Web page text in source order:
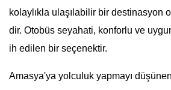
kolaylıkla ulaşılabilir bir destinasyon
dir. Otobüs seyahati, konforlu ve
ih edilen bir seçenektir.
Amasya'ya yolculuk yapmayı